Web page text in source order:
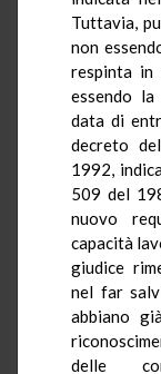
Tuttavia,
non
respinta in
essendo
data di
decreto
1992,
509 del
nuovo
capacità
giudice
nel far
abbiano
delle